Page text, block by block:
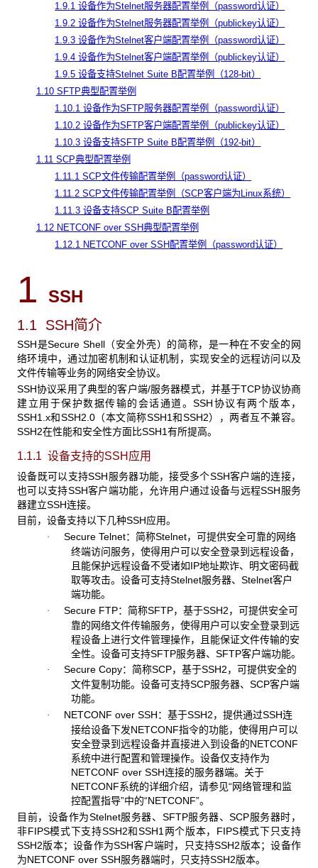
1.9.1 设备作为Stelnet服务器配置举例（password认证）
1.9.2 设备作为Stelnet服务器配置举例（publickey认证）
1.9.3 设备作为Stelnet客户端配置举例（password认证）
1.9.4 设备作为Stelnet客户端配置举例（publickey认证）
1.9.5 设备支持Stelnet Suite B配置举例（128-bit）
1.10 SFTP典型配置举例
1.10.1 设备作为SFTP服务器配置举例（password认证）
1.10.2 设备作为SFTP客户端配置举例（publickey认证）
1.10.3 设备支持SFTP Suite B配置举例（192-bit）
1.11 SCP典型配置举例
1.11.1 SCP文件传输配置举例（password认证）
1.11.2 SCP文件传输配置举例（SCP客户端为Linux系统）
1.11.3 设备支持SCP Suite B配置举例
1.12 NETCONF over SSH典型配置举例
1.12.1 NETCONF over SSH配置举例（password认证）
1 SSH
1.1 SSH简介
SSH是Secure Shell（安全外壳）的简称，是一种在不安全的网
络环境中，通过加密机制和认证机制，实现安全的远程访问以及
文件传输等业务的网络安全协议。
SSH协议采用了典型的客户端/服务器模式，并基于TCP协议协商
建立用于保护数据传输的会话通道。SSH协议有两个版本，
SSH1.x和SSH2.0（本文简称SSH1和SSH2），两者互不兼容。
SSH2在性能和安全性方面比SSH1有所提高。
1.1.1 设备支持的SSH 应用
设备既可以支持SSH服务器功能，接受多个SSH客户端的连接，
也可以支持SSH客户端功能，允许用户通过设备与远程SSH服务
器建立SSH连接。
目前，设备支持以下几种SSH应用。
· Secure Telnet：简称Stelnet，可提供安全可靠的网络
终端访问服务，使得用户可以安全登录到远程设备，
且能保护远程设备不受诸如IP地址欺诈、明文密码截
取等攻击。设备可支持Stelnet服务器、Stelnet客户
端功能。
· Secure FTP：简称SFTP，基于SSH2，可提供安全可
靠的网络文件传输服务，使得用户可以安全登录到远
程设备上进行文件管理操作，且能保证文件传输的安
全性。设备可支持SFTP服务器、SFTP客户端功能。
· Secure Copy：简称SCP，基于SSH2，可提供安全的
文件复制功能。设备可支持SCP服务器、SCP客户端
功能。
· NETCONF over SSH：基于SSH2，提供通过SSH连
接给设备下发NETCONF指令的功能，使得用户可以
安全登录到远程设备并直接进入到设备的NETCONF
系统中进行配置和管理操作。设备仅支持作为
NETCONF over SSH连接的服务器端。关于
NETCONF系统的详细介绍，请参见“网络管理和监
控配置指导”中的“NETCONF”。
目前，设备作为Stelnet服务器、SFTP服务器、SCP服务器时，
非FIPS模式下支持SSH2和SSH1两个版本，FIPS模式下只支持
SSH2版本；设备作为SSH客户端时，只支持SSH2版本；设备作
为NETCONF over SSH服务器端时，只支持SSH2版本。